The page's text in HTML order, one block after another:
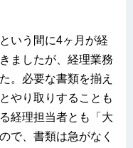
いう間に4ヶ月が経
ましたが、経理業務
。必要な書類を揃え
やり取りすることも
経理担当者とも「大
で、書類は急がなく